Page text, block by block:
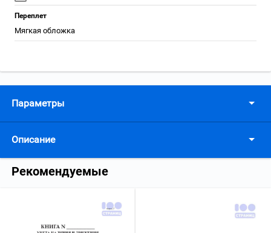
Переплет
Мягкая обложка
Параметры
Описание
Рекомендуемые